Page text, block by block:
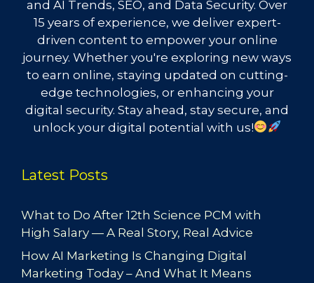
and AI Trends, SEO, and Data Security. Over
15 years of experience, we deliver expert-
driven content to empower your online
journey. Whether you're exploring new ways
to earn online, staying updated on cutting-
edge technologies, or enhancing your
digital security. Stay ahead, stay secure, and
unlock your digital potential with us!
Latest Posts
What to Do After 12th Science PCM with
High Salary — A Real Story, Real Advice
How AI Marketing Is Changing Digital
Marketing Today – And What It Means